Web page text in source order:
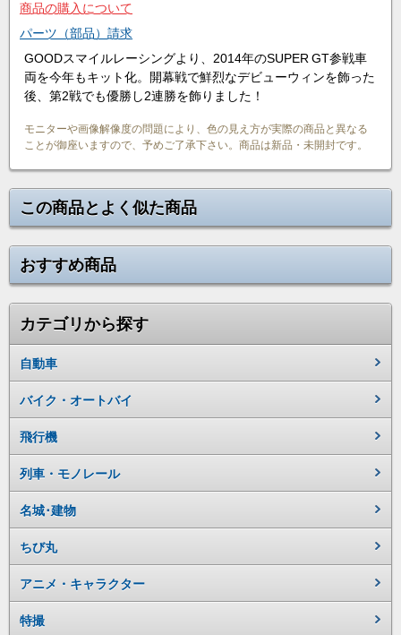
商品の購入について
パーツ（部品）請求
GOODスマイルレーシングより、2014年のSUPER GT参戦車
両を今年もキット化。開幕戦で鮮烈なデビューウィンを飾った
後、第2戦でも優勝し2連勝を飾りました！
モニターや画像解像度の問題により、色の見え方が実際の商品と異なる
ことが御座いますので、予めご了承下さい。商品は新品・未開封です。
この商品とよく似た商品
おすすめ商品
カテゴリから探す
自動車
バイク・オートバイ
飛行機
列車・モノレール
名城･建物
ちび丸
アニメ・キャラクター
特撮